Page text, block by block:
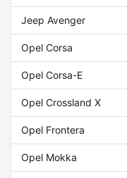
Jeep Avenger
Opel Corsa
Opel Corsa-E
Opel Crossland X
Opel Frontera
Opel Mokka